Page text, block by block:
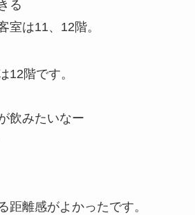
る
室は11、12階。
12階です。
飲みたいなー
距離感がよかったです。